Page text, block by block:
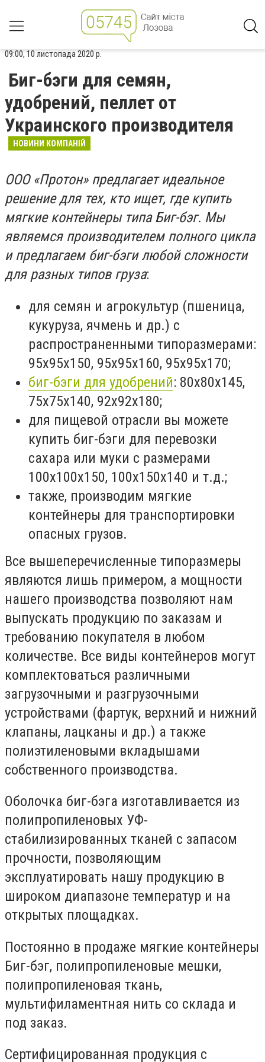
09:00, 10 листопада 2020 р.
Биг-бэги для семян,
удобрений, пеллет от
Украинского производителя
НОВИНИ КОМПАНІЙ
ООО «Протон» предлагает идеальное
решение для тех, кто ищет, где купить
мягкие контейнеры типа Биг-бэг. Мы
являемся производителем полного цикла
и предлагаем биг-бэгилюбой сложности
для разных типов груза:
для семян и агрокультур (пшеница,
кукуруза, ячмень и др.) с
распространенными типоразмерами:
95х95х150, 95х95х160, 95х95х170;
биг-бэги для удобрений: 80х80х145,
75х75х140, 92х92х180;
для пищевой отрасли вы можете
купить биг-бэги для перевозки
сахара или муки с размерами
100х100х150, 100х150х140 и т.д.;
также, производим мягкие
контейнеры для транспортировки
опасных грузов.
Все вышеперечисленные типоразмеры
являются лишь примером, а мощности
нашего производства позволяют нам
выпускать продукцию по заказам и
требованию покупателя в любом
количестве. Все виды контейнеров могут
комплектоваться различными
загрузочными и разгрузочными
устройствами (фартук, верхний и нижний
клапаны, лацканы и др.) а также
полиэтиленовыми вкладышами
собственного производства.
Оболочка биг-бэга изготавливается из
полипропиленовых УФ-
стабилизированных тканей с запасом
прочности, позволяющим
эксплуатировать нашу продукцию в
широком диапазоне температур и на
открытых площадках.
Постоянно в продаже мягкие контейнеры
Биг-бэг, полипропиленовые мешки,
полипропиленовая ткань,
мультифиламентная нить со склада и
под заказ.
Сертифицированная продукция с